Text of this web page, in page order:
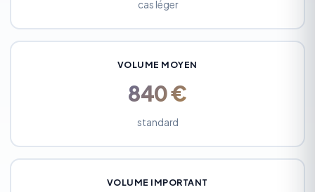
cas léger
VOLUME MOYEN
840 €
standard
VOLUME IMPORTANT